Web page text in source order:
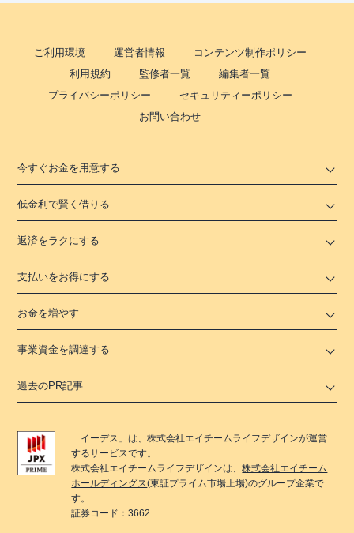
ご利用環境 運営者情報
コンテンツ制作ポリシー
利用規約
監修者一覧
編集者一覧
プライバシーポリシー
セキュリティーポリシー
お問い合わせ
今すぐお金を用意する
低金利で賢く借りる
返済をラクにする
支払いをお得にする
お金を増やす
事業資金を調達する
過去のPR記事
「 イーデス 」は、株式会社エイチームライフデザインが運営
するサービスです。
株式会社エイチームライフデザインは、株式会社エイチーム
ホールディングス(東証プライム市場上場)のグループ企業で
す。
証券コード：3662